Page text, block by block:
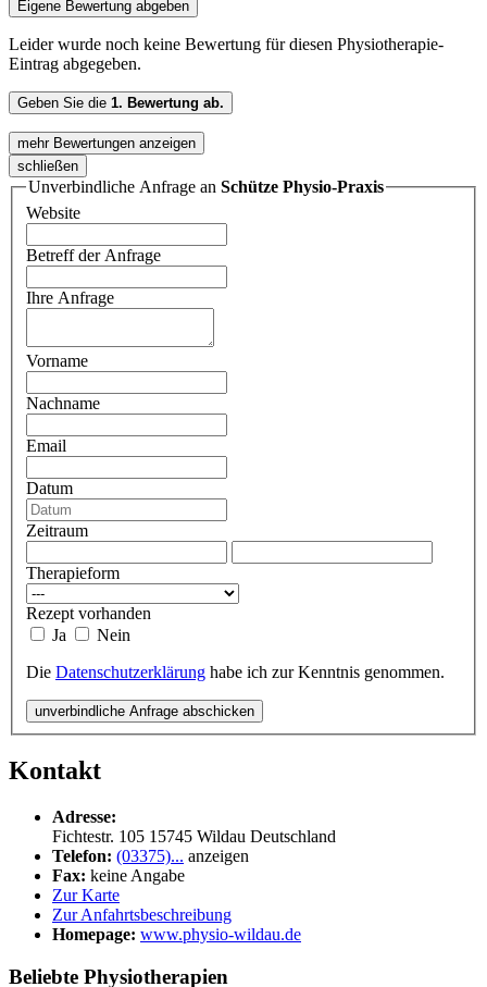
Eigene Bewertung abgeben
Leider wurde noch keine Bewertung für diesen Physiotherapie-
Eintrag abgegeben.
Geben Sie die 1. Bewertung ab.
mehr Bewertungen anzeigen
schließen
Unverbindliche Anfrage an Schütze Physio-Praxis
Website
Betreff der Anfrage
Ihre Anfrage
Vorname
Nachname
Email
Datum
Zeitraum
Therapieform
Rezept vorhanden
Ja
Nein
Die Datenschutzerklärung habe ich zur Kenntnis genommen.
unverbindliche Anfrage abschicken
Kontakt
Adresse:
Fichtestr. 105 15745 Wildau Deutschland
Telefon: (03375)... anzeigen
Fax: keine Angabe
Zur Karte
Zur Anfahrtsbeschreibung
Homepage: www.physio-wildau.de
Beliebte Physiotherapien